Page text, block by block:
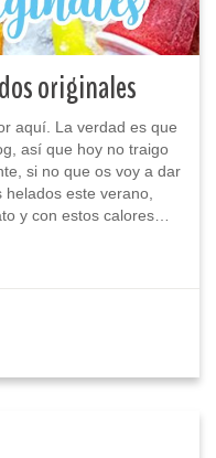
originales
aquí. La verdad es que
así que hoy no traigo
si no que os voy a dar
este verano,
y con estos calores…